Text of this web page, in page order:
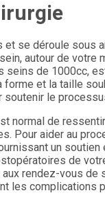
et se déroule sous
autour de votre
seins de 1000cc,
forme et la taille
le
normal de
Pour aider au
un
de
rendez-vous de
les complications